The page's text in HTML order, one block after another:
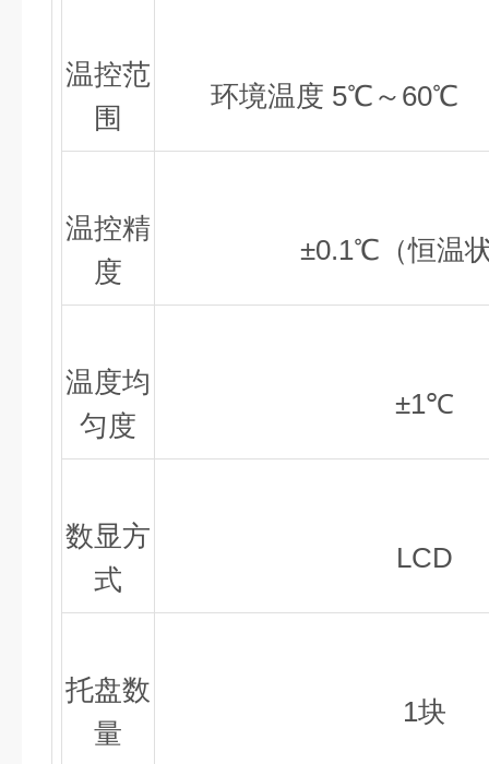
温控范
围
环境温度 5℃～60℃
温控精
度
±0.1℃（恒温
温度均
匀度
±1℃
数显方
式
LCD
托盘数
量
1块